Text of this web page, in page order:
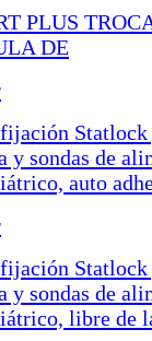
PLUS
DE
Statlock
y sondas de
auto
Statlock
y sondas de
libre de